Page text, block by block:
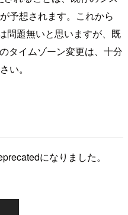
予想されます。これから
問題無いと思いますが、既
タイムゾーン変更は、十分
い。
になりました。